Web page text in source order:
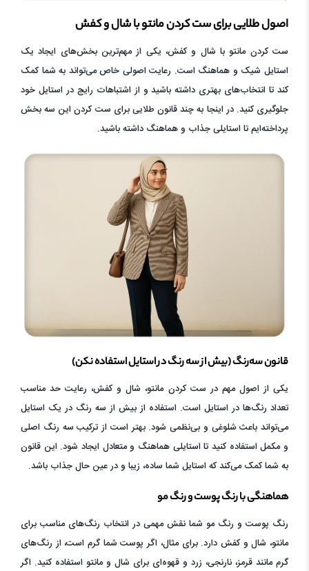
اصول طلایی برای ست کردن مانتو با شال و کفش
ست کردن مانتو با شال و کفش، یکی از مهم‌ترین بخش‌های ایجاد یک
استایل شیک و هماهنگ است. رعایت اصولی خاص می‌تواند به شما کمک
کند تا انتخاب‌های بهتری داشته باشید و از اشتباهات رایج در استایل خود
جلوگیری کنید. در اینجا به چند قانون طلایی برای ست کردن این سه بخش
پرداخته‌ایم تا استایلی جذاب و هماهنگ داشته باشید.
قانون سه‌رنگ (بیش از سه رنگ در استایل استفاده نکن)
یکی از اصول مهم در ست کردن مانتو، شال و کفش، رعایت حد مناسب
تعداد رنگ‌ها در استایل است. استفاده از بیش از سه رنگ در یک استایل
می‌تواند باعث شلوغی و بی‌نظمی شود. بهتر است از ترکیب سه رنگ اصلی
و مکمل استفاده کنید تا استایلی هماهنگ و متعادل ایجاد شود. این قانون
به شما کمک می‌کند که استایل شما ساده، زیبا و در عین حال جذاب باشد.
هماهنگی با رنگ پوست و رنگ مو
رنگ پوست و رنگ مو شما نقش مهمی در انتخاب رنگ‌های مناسب برای
مانتو، شال و کفش دارد. برای مثال، اگر پوست شما گرم است، از رنگ‌های
گرم مانند قرمز، نارنجی، زرد و قهوه‌ای برای شال و مانتو استفاده کنید. اگر